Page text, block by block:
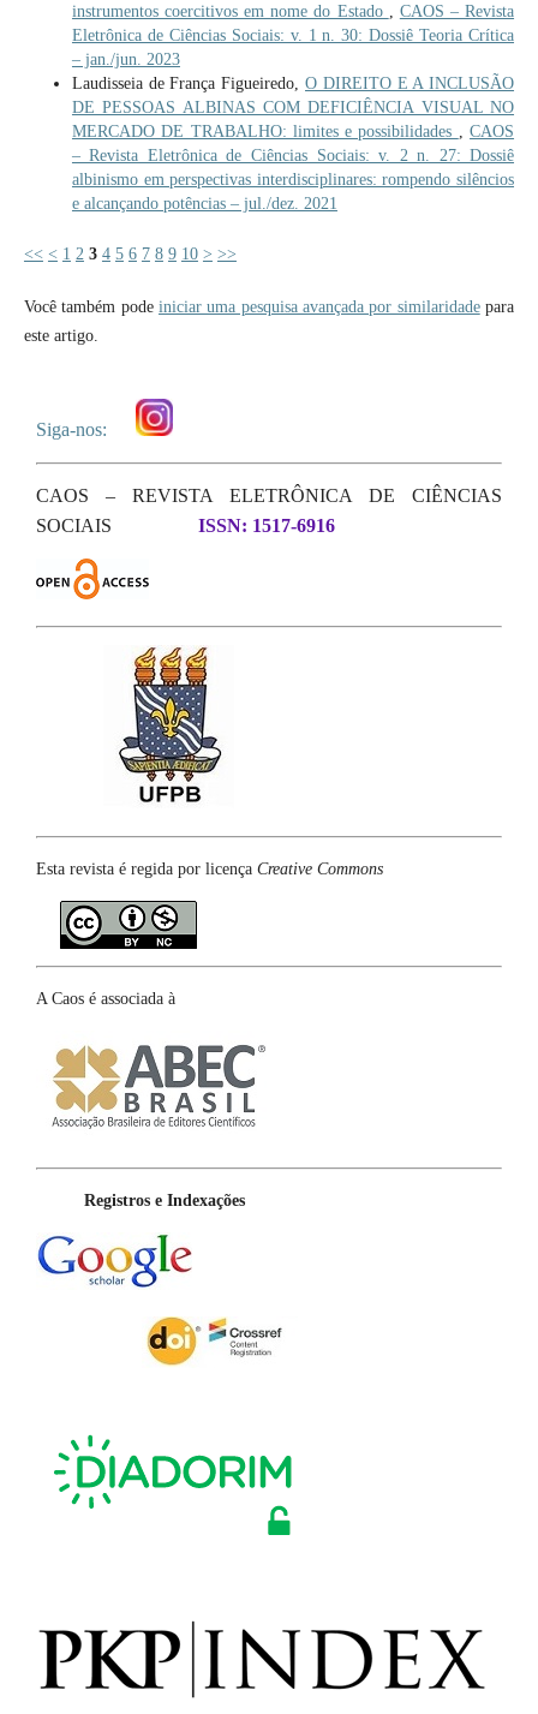
instrumentos coercitivos em nome do Estado
CAOS – Revista
Eletrônica de Ciências Sociais: v. 1 n. 30: Dossiê Teoria Crítica
– jan./jun. 2023
Laudisseia de França Figueiredo, O DIREITO E A INCLUSÃO
DE PESSOAS ALBINAS COM DEFICIÊNCIA VISUAL NO
MERCADO DE TRABALHO: limites e possibilidades
,CAOS
– Revista Eletrônica de Ciências Sociais: v. 2 n. 27: Dossiê
albinismo em perspectivas interdisciplinares: rompendo silêncios
e alcançando potências – jul./dez. 2021
<< < 1 2 3 4 5 6 7 8 9 10 > >>
Você também pode iniciar uma pesquisa avançada por similaridadepara
este artigo.
Siga-nos:
CAOS – REVISTA ELETRÔNICA DE CIÊNCIAS
SOCIAIS
ISSN: 1517-6916
Esta revista é regida por licença Creative Commons
A Caos é associada à
Registros e Indexações